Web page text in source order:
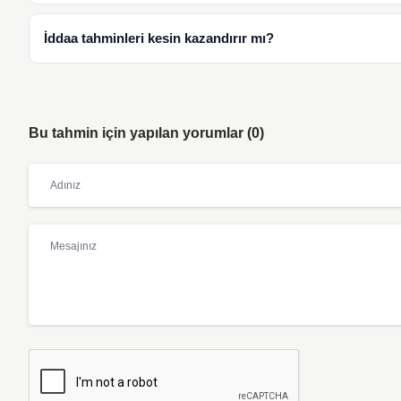
İddaa tahminleri kesin kazandırır mı?
Bu tahmin için yapılan yorumlar (0)